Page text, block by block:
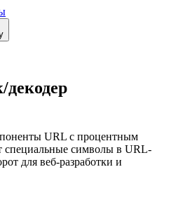
URL с процентным
специальные символы в URL-
для веб-разработки и